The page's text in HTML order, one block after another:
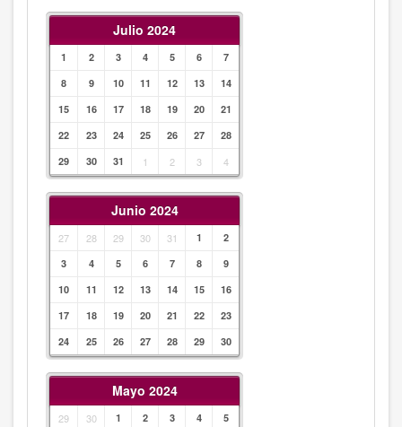
Julio 2024
1 2 3 4 5 6
7
8
9 10 11 12 13
14
15
16 17 18 19 20
21
22
23 24 25 26 27
28
29
30 31 1 2 3 4
Junio 2024
27 28 29 30 31 1
2
3
4 5 6 7 8
9
10
11 12 13 14 15
16
17
18 19 20 21 22
23
24
25 26 27 28 29 30
Mayo 2024
29 30 1 2 3 4
5